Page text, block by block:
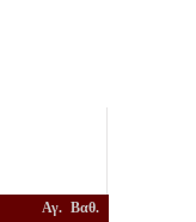
Αγ. Βαθ.